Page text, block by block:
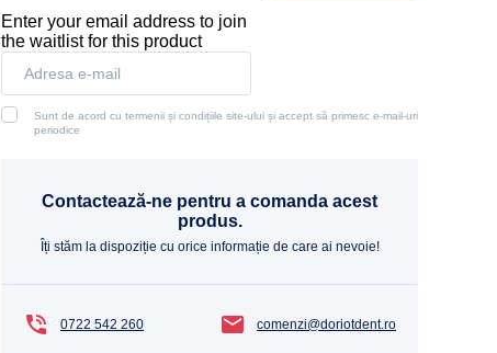
Enter your email address to join
the waitlist for this product
Sunt de acord cu termenii și condițiile site-ului și accept să primesc e-mail-uri
periodice
Contactează-ne pentru a comanda acest
produs.
Îți stăm la dispoziție cu orice informație de care ai nevoie!
0722 542 260 comenzi@doriotdent.ro